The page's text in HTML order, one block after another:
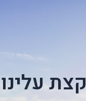
קצת עלינו